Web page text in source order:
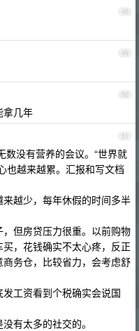
48
49
50
拿几年
51
数没有营养的会议。“世界就
也越来越累。汇报和写文档
越少，每年休假的时间多半
但房贷压力很重。以前购物
，花钱确实不太心疼，反正
务仓，比较省力，会考虑舒
工资看到个税确实会说国
有太多的社交的。